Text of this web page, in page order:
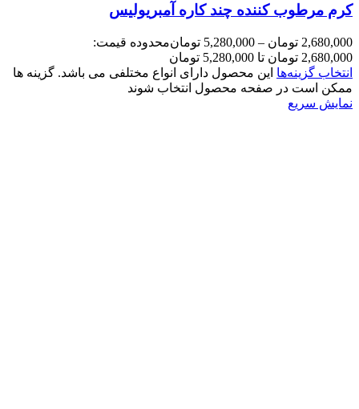
کرم مرطوب کننده چند کاره آمبریولیس
2,680,000 تومان –
5,280,000 تومانمحدوده قیمت:
2,680,000 تومان تا 5,280,000 تومان
انتخاب گزینه‌ها این محصول دارای انواع مختلفی می باشد. گزینه ها
ممکن است در صفحه محصول انتخاب شوند
نمایش سریع